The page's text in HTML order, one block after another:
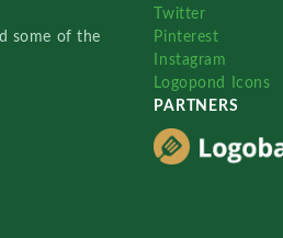
some of the
Twitter
Pinterest
Instagram
Logopond Icons
PARTNERS